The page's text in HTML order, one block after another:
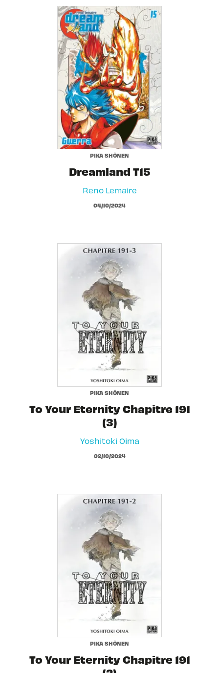
PIKA SHÔNEN
Dreamland T15
Reno Lemaire
04/10/2024
PIKA SHÔNEN
To Your Eternity Chapitre 191
(3)
Yoshitoki Oima
02/10/2024
PIKA SHÔNEN
To Your Eternity Chapitre 191